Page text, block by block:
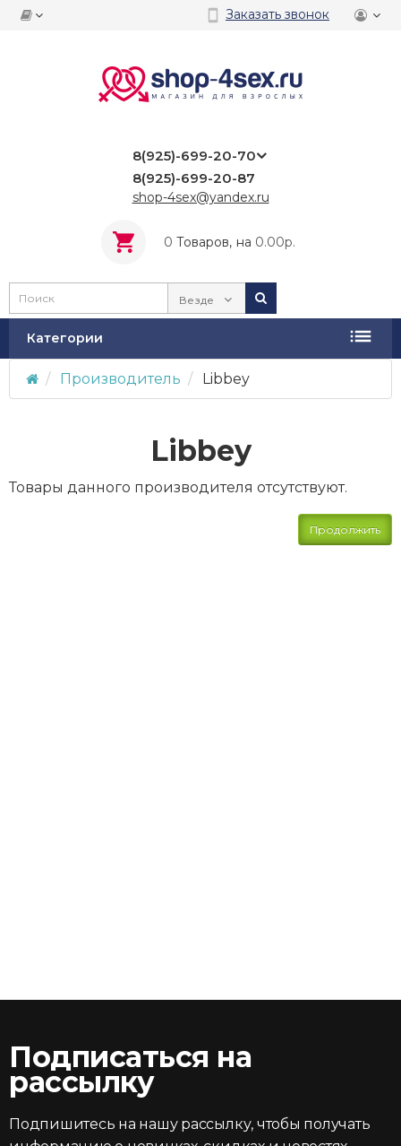
Заказать звонок
8(925)-699-20-70
8(925)-699-20-87
shop-4sex@yandex.ru
0 Tоваров, на 0.00р.
Везде
Категории
Производитель Libbey
Libbey
Товары данного производителя отсутствуют.
Продолжить
Подписаться на
рассылку
Подпишитесь на нашу рассылку, чтобы получать